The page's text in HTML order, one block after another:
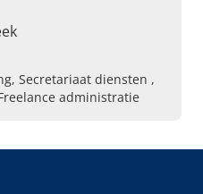
Secretariaat diensten ,
administratie